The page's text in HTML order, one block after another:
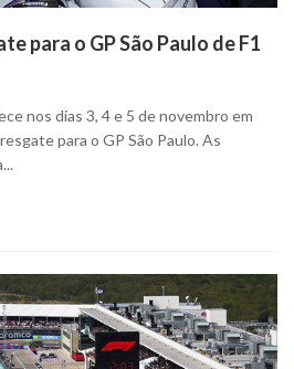
para o GP São Paulo de F1
nos dias 3, 4 e 5 de novembro em
para o GP São Paulo. As